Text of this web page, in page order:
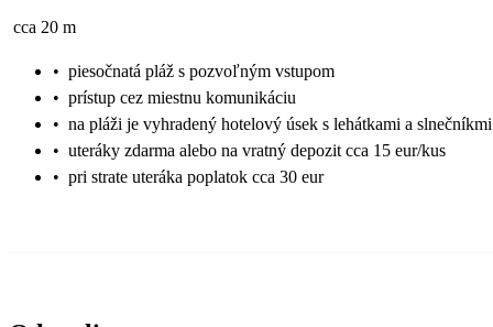
cca 20 m
• piesočnatá pláž s pozvoľným vstupom
• prístup cez miestnu komunikáciu
• na pláži je vyhradený hotelový úsek s lehátkami a
• uteráky zdarma alebo na vratný depozit cca 15 eur/kus
• pri strate uteráka poplatok cca 30 eur